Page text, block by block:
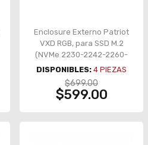
Enclosure Externo Patriot
VXD RGB, para SSD M.2
(NVMe 2230-2242-2260-
2280), USB 3.2 Gen2 Tipo-C
/ Tipo-A, Carcasa de
Aluminio, RGB –
PV860UPRGM
DISPONIBLES: 4 PIEZAS
$699.00
$599.00